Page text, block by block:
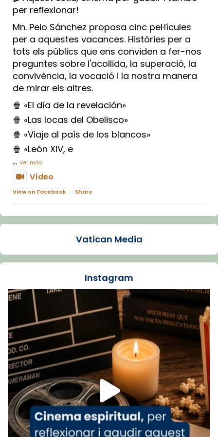
per reflexionar!
Mn. Peio Sánchez proposa cinc pel·lícules
per a aquestes vacances. Històries per a
tots els públics que ens conviden a fer-nos
preguntes sobre l'acollida, la superació, la
convivència, la vocació i la nostra manera
de mirar els altres.
🍿 «El día de la revelación»
🍿 «Las locas del Obelisco»
🍿 «Viaje al país de los blancos»
🍿 «León XIV, e
... Ver más
Vídeo
View on Facebook · Share
Arquebisbat de Barcelona
La Carmina va patir depressió. Fa gairebé
dos mesos, a l'Estadi Lluís Companys, la
Recupera l'entrevista comp
Vatican
tican News 👇
www.vaticannews.va/es/iglesia/news/2026-
07/carmina-historia-depresion-papa-viaje-
espana-testimoni...
Foto
View on Facebook · Share
Arquebisbat de Barcelona
2 weeks ago
Vatican Media
Instagram